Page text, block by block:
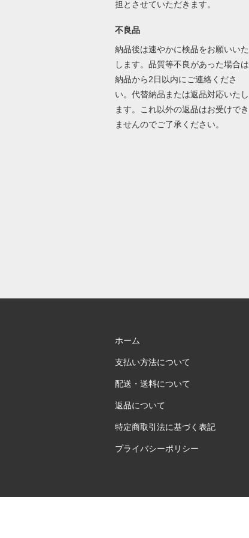
担とさせていただきます。
不良品
納品後は速やかに検品をお願いいた
します。品質等不良があった場合は
納品から2日以内にご連絡くださ
い。代替納品または返品対応いたし
ます。これ以外の返品はお受けでき
ませんのでご了承ください。
ホーム
支払い方法について
配送・送料について
返品について
特定商取引法に基づく表記
プライバシーポリシー